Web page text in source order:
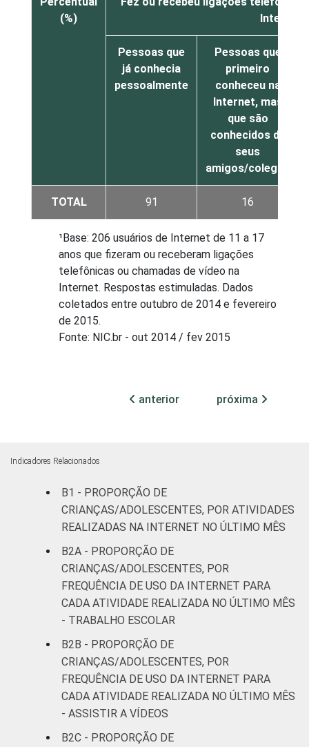
(%)
Internet
Pessoas que
já conhecia
pessoalmente
Pessoas que
primeiro
conheceu na
Internet, mas
que são
conhecidos de
seus
amigos/colegas
TOTAL 91 16
¹Base: 206 usuários de Internet de 11 a 17
anos que fizeram ou receberam ligações
telefônicas ou chamadas de vídeo na
Internet. Respostas estimuladas. Dados
coletados entre outubro de 2014 e fevereiro
de 2015.
Fonte: NIC.br - out 2014 / fev 2015
anterior próxima
Indicadores Relacionados
B1 - PROPORÇÃO DE
CRIANÇAS/ADOLESCENTES, POR ATIVIDADES
REALIZADAS NA INTERNET NO ÚLTIMO MÊS
B2A - PROPORÇÃO DE
CRIANÇAS/ADOLESCENTES, POR
FREQUÊNCIA DE USO DA INTERNET PARA
CADA ATIVIDADE REALIZADA NO ÚLTIMO MÊS
- TRABALHO ESCOLAR
B2B - PROPORÇÃO DE
CRIANÇAS/ADOLESCENTES, POR
FREQUÊNCIA DE USO DA INTERNET PARA
CADA ATIVIDADE REALIZADA NO ÚLTIMO MÊS
- ASSISTIR A VÍDEOS
B2C - PROPORÇÃO DE